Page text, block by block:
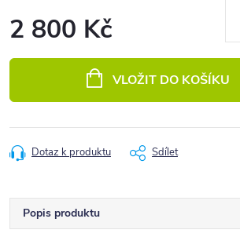
2 800 Kč
VLOŽIT DO KOŠÍKU
Dotaz k produktu Sdílet
Popis produktu